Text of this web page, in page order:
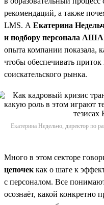
рекомендаций, а также
LMS. А Екатерина
и подбору персонала
опыта компании показала,
чтобы обеспечивать
соискательского рынка.
Екатерина Недельчо, директор по
Много в этом секторе
цепочек как о шаге к
с персоналом. Все
осознаёт, какой конкретно